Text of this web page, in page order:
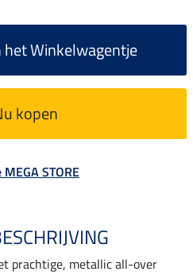
het Winkelwagentje
kopen
STORE
prachtige, metallic all-over